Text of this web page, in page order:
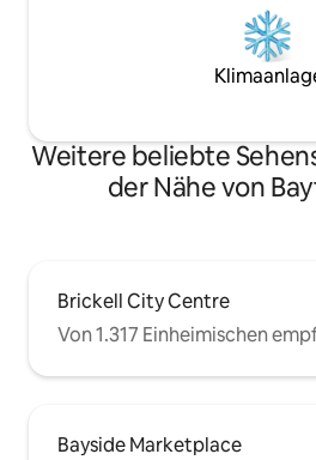
Weitere beliebte
der Nähe von
Brickell City Centre
Von 1.317 Einheimischen
Bayside Marketplace